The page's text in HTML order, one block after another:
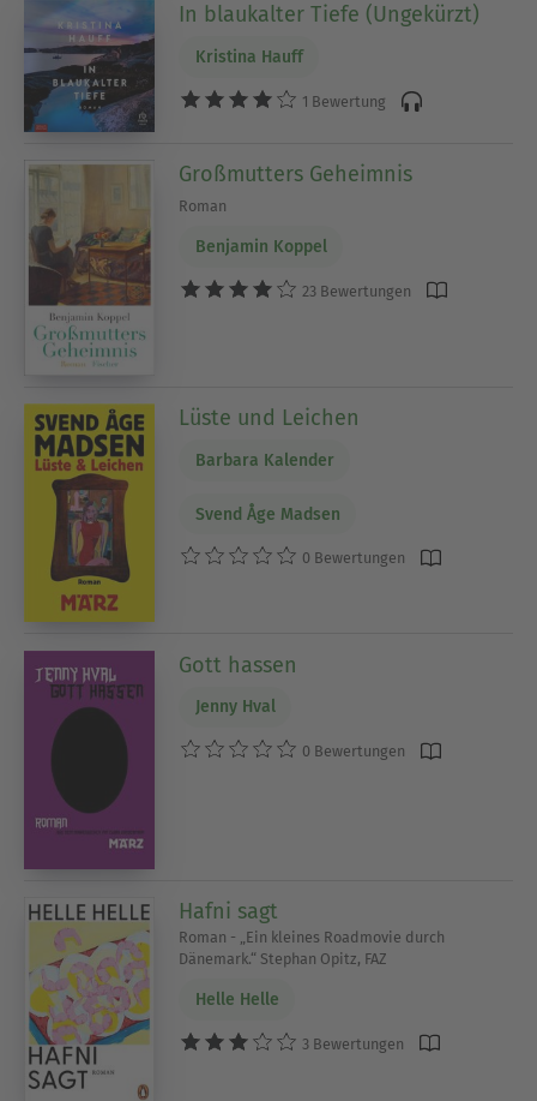
In blaukalter Tiefe (Ungekürzt)
Kristina Hauff
1 Bewertung
Großmutters Geheimnis
Roman
Benjamin Koppel
23 Bewertungen
Lüste und Leichen
Barbara Kalender
Svend Åge Madsen
0 Bewertungen
Gott hassen
Jenny Hval
0 Bewertungen
Hafni sagt
Roman - „Ein kleines Roadmovie durch
Dänemark.“ Stephan Opitz, FAZ
Helle Helle
3 Bewertungen